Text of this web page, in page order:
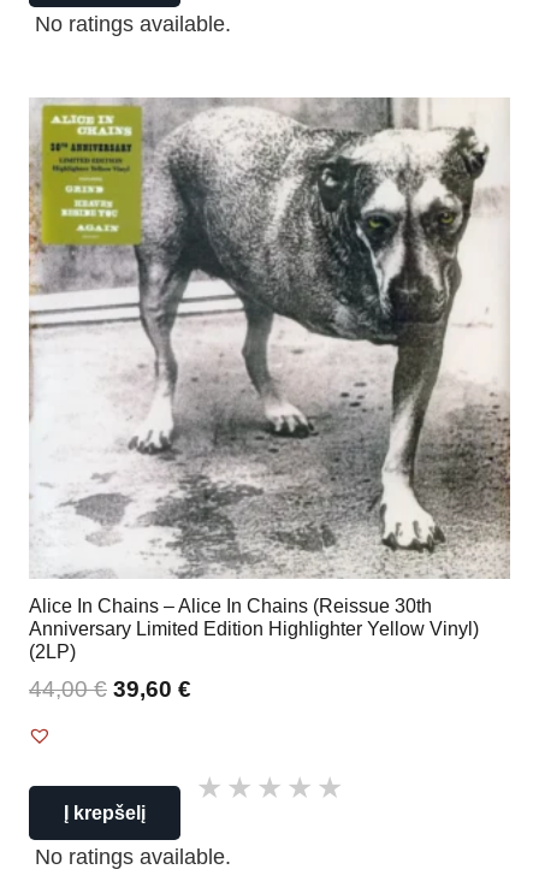
No ratings available.
Alice In Chains – Alice In Chains (Reissue 30th
Anniversary Limited Edition Highlighter Yellow Vinyl)
(2LP)
44,00€ 39,60 €
Į krepšelį
No ratings available.